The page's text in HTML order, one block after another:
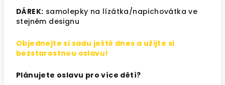
DÁREK: samolepky na lízátka/napichovátka ve
stejném designu
Objednejte si sadu ještě dnes a užijte si
bezstarostnou oslavu!
Plánujete oslavu pro více dětí?